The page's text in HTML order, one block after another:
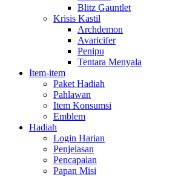
Blitz Gauntlet
Krisis Kastil
Archdemon
Avaricifer
Penipu
Tentara Menyala
Item-item
Paket Hadiah
Pahlawan
Item Konsumsi
Emblem
Hadiah
Login Harian
Penjelasan
Pencapaian
Papan Misi